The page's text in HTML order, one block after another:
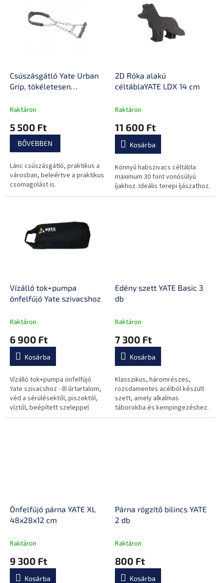
Csúszásgátló Yate Urban
Grip, tökéletesen
cipőhöz, könnyű és gyors
Raktáron
5 500 Ft
BŐVEBBEN
Lánc csúszásgátló, praktikus a
városban, beleértve a praktikus
csomagolást is.
2D Róka alakú
céltáblaYATE LDX 14 cm
Raktáron
11 600 Ft
Kosárba
Könnyű habszivacs céltábla
maximum 30 font vonósúlyú
íjakhoz. Ideális terepi íjászathoz.
Vízálló tok+pumpa
önfelfújó Yate szivacshoz
Raktáron
6 900 Ft
Kosárba
Vízálló tok+pumpa önfelfújó
Yate szivacshoz - 8l űrtartalom,
véd a sérülésektől, piszoktól,
víztől, beépített szeleppel
ellátott a szivacsok
Edény szett YATE Basic 3
db
Raktáron
7 300 Ft
Kosárba
Klasszikus, háromrészes,
rozsdamentes acélból készült
szett, amely alkalmas
táborokba és kempingezéshez.
Önfelfújó párna YATE XL
48x28x12 cm
Raktáron
9 300 Ft
Kosárba
Párna rögzítő bilincs YATE
2 db
Raktáron
800 Ft
Kosárba